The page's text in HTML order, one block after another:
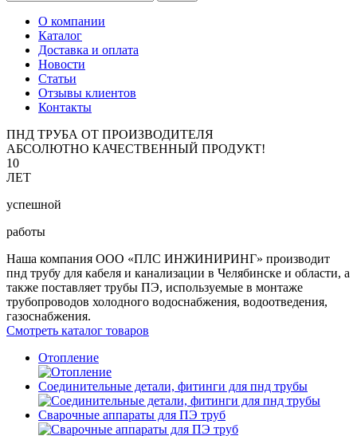
О компании
Каталог
Доставка и оплата
Новости
Статьи
Отзывы клиентов
Контакты
ПНД ТРУБА ОТ ПРОИЗВОДИТЕЛЯ
АБСОЛЮТНО КАЧЕСТВЕННЫЙ ПРОДУКТ!
10
ЛЕТ
успешной
работы
Наша компания ООО «ПЛС ИНЖИНИРИНГ» производит
пнд трубу для кабеля и канализации в Челябинске и области, а
также поставляет трубы ПЭ, используемые в монтаже
трубопроводов холодного водоснабжения, водоотведения,
газоснабжения.
Смотреть каталог товаров
Отопление
Соединительные детали, фитинги для пнд трубы
Сварочные аппараты для ПЭ труб